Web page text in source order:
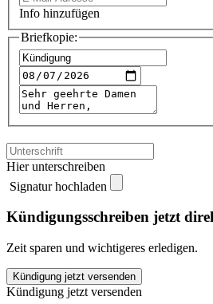
Info hinzufügen
Briefkopie:
Hier unterschreiben
Signatur hochladen
Kündigungsschreiben jetzt
Zeit sparen und wichtigeres erledigen.
heise
Abo
Kündigung jetzt versenden
Kündigung jetzt versenden